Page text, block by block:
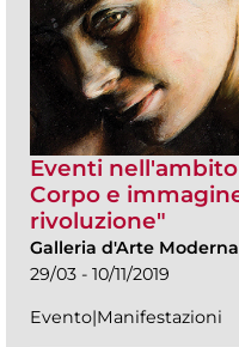
Eventi
Corpo e
rivoluzione"
Galleria d'Arte Moderna
29/03 - 10/11/2019
Evento|Manifestazioni